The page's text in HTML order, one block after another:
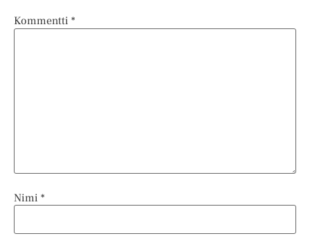
Kommentti *
Nimi *